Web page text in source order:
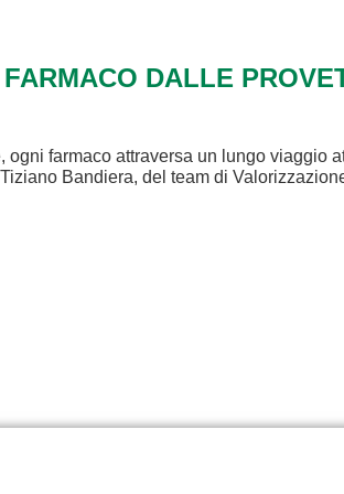
DALLE
ogni farmaco attraversa un lungo
Bandiera, del team di